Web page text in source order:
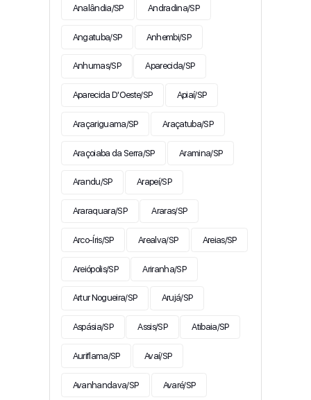
Analândia/SP Andradina/SP
Angatuba/SP Anhembi/SP
Anhumas/SP Aparecida/SP
Aparecida D'Oeste/SP Apiaí/SP
Araçariguama/SP Araçatuba/SP
Araçoiaba da Serra/SP Aramina/SP
Arandu/SP Arapeí/SP
Araraquara/SP Araras/SP
Arco-Íris/SP Arealva/SP Areias/SP
Areiópolis/SP Ariranha/SP
Artur Nogueira/SP Arujá/SP
Aspásia/SP Assis/SP Atibaia/SP
Auriflama/SP Avaí/SP
Avanhandava/SP Avaré/SP